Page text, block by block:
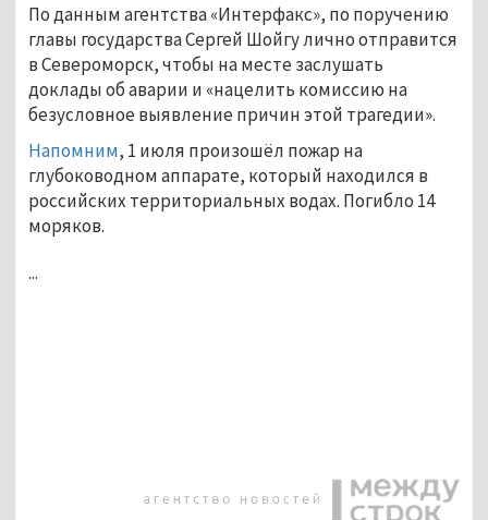
По данным агентства «Интерфакс», по поручению
главы государства Сергей Шойгу лично отправится
в Североморск, чтобы на месте заслушать
доклады об аварии и «нацелить комиссию на
безусловное выявление причин этой трагедии».
Напомним, 1 июля произошёл пожар на
глубоководном аппарате, который находился в
российских территориальных водах. Погибло 14
моряков.
...